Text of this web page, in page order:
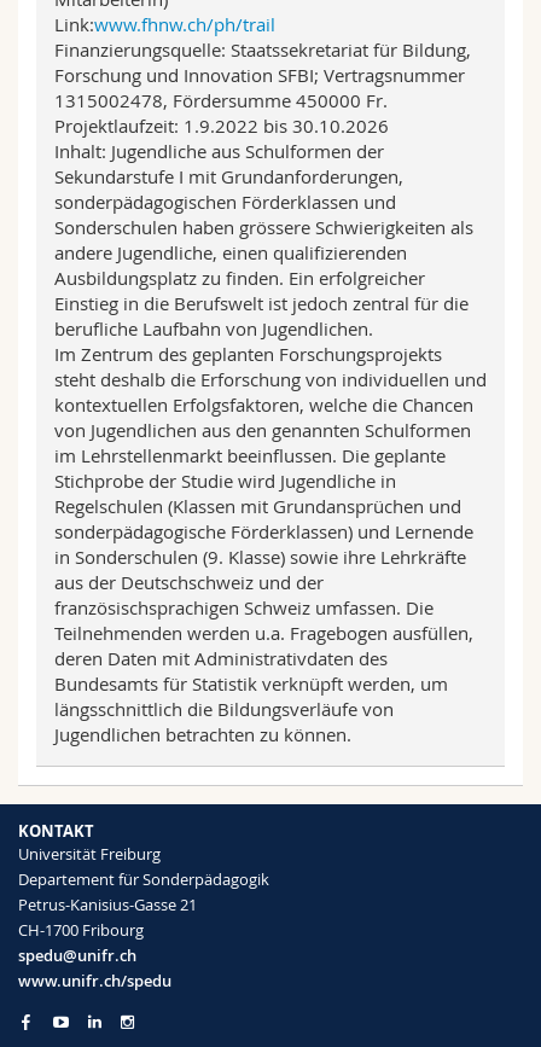
Link:www.fhnw.ch/ph/trail
Finanzierungsquelle: Staatssekretariat für Bildung,
Forschung und Innovation SFBI; Vertragsnummer
1315002478, Fördersumme 450000 Fr.
Projektlaufzeit: 1.9.2022 bis 30.10.2026
Inhalt: Jugendliche aus Schulformen der
Sekundarstufe I mit Grundanforderungen,
sonderpädagogischen Förderklassen und
Sonderschulen haben grössere Schwierigkeiten als
andere Jugendliche, einen qualifizierenden
Ausbildungsplatz zu finden. Ein erfolgreicher
Einstieg in die Berufswelt ist jedoch zentral für die
berufliche Laufbahn von Jugendlichen.
Im Zentrum des geplanten Forschungsprojekts
steht deshalb die Erforschung von individuellen und
kontextuellen Erfolgsfaktoren, welche die Chancen
von Jugendlichen aus den genannten Schulformen
im Lehrstellenmarkt beeinflussen. Die geplante
Stichprobe der Studie wird Jugendliche in
Regelschulen (Klassen mit Grundansprüchen und
sonderpädagogische Förderklassen) und Lernende
in Sonderschulen (9. Klasse) sowie ihre Lehrkräfte
aus der Deutschschweiz und der
französischsprachigen Schweiz umfassen. Die
Teilnehmenden werden u.a. Fragebogen ausfüllen,
deren Daten mit Administrativdaten des
Bundesamts für Statistik verknüpft werden, um
längsschnittlich die Bildungsverläufe von
Jugendlichen betrachten zu können.
KONTAKT
Universität Freiburg
Departement für Sonderpädagogik
Petrus-Kanisius-Gasse 21
CH-1700 Fribourg
spedu@unifr.ch
www.unifr.ch/spedu